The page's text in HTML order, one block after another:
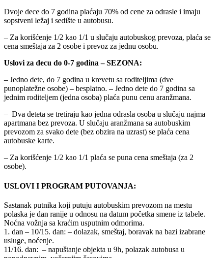
Dvoje dece do 7 godina plaćaju 70% od cene za odrasle i imaju
sopstveni ležaj i sedište u autobusu.
– Za korišćenje 1/2 kao 1/1 u slučaju autobuskog prevoza, plaća se
cena smeštaja za 2 osobe i prevoz za jednu osobu.
Uslovi za decu do 0-7 godina – SEZONA:
– Jedno dete, do 7 godina u krevetu sa roditeljima (dve
punoplatežne osobe) – besplatno. – Jedno dete do 7 godina sa
jednim roditeljem (jedna osoba) plaća punu cenu aranžmana.
– Dva deteta se tretiraju kao jedna odrasla osoba u slučaju najma
apartmana bez prevoza. U slučaju aranžmana sa autobuskim
prevozom za svako dete (bez obzira na uzrast) se plaća cena
autobuske karte.
– Za korišćenje 1/2 kao 1/1 plaća se puna cena smeštaja (za 2
osobe).
USLOVI I PROGRAM PUTOVANJA:
Sastanak putnika koji putuju autobuskim prevozom na mestu
polaska je dan ranije u odnosu na datum početka smene iz tabele.
Noćna vožnja sa kraćim usputnim odmorima.
1. dan – 10/15. dan: – dolazak, smeštaj, boravak na bazi izabrane
usluge, noćenje.
11/16. dan: – napuštanje objekta u 9h, polazak autobusa u